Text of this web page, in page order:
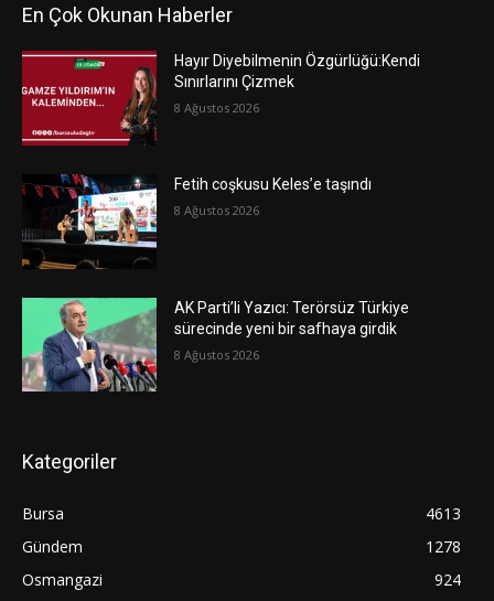
En Çok Okunan Haberler
Hayır Diyebilmenin Özgürlüğü:Kendi
Sınırlarını Çizmek
8 Ağustos 2026
Fetih coşkusu Keles’e taşındı
8 Ağustos 2026
AK Parti’li Yazıcı: Terörsüz Türkiye
sürecinde yeni bir safhaya girdik
8 Ağustos 2026
Kategoriler
Bursa
4613
Gündem
1278
Osmangazi
924